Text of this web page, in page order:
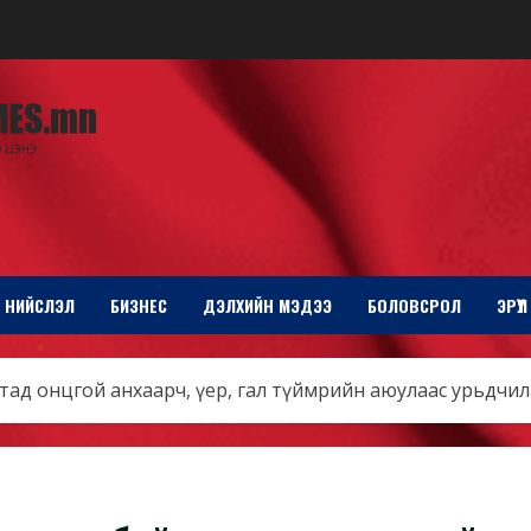
НИЙСЛЭЛ БИЗНЕС ДЭЛХИЙН МЭДЭЭ БОЛОВСРОЛ
онцгой анхаарч, үер, гал түймрийн аюулаас